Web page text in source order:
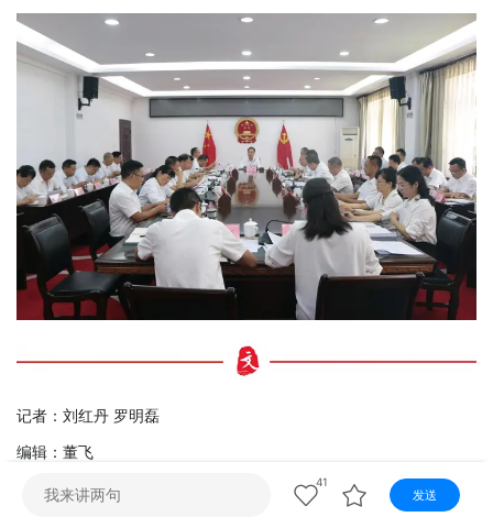
视听
视频快刷 视频点播 阿文工作室 文山新闻
苗语节目 瑶语节目
记者：刘红丹 罗明磊
编辑：董飞
美编：冯鹤
41
发送